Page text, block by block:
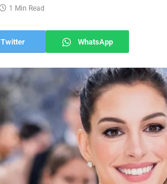
1 Min Read
Twitter WhatsApp